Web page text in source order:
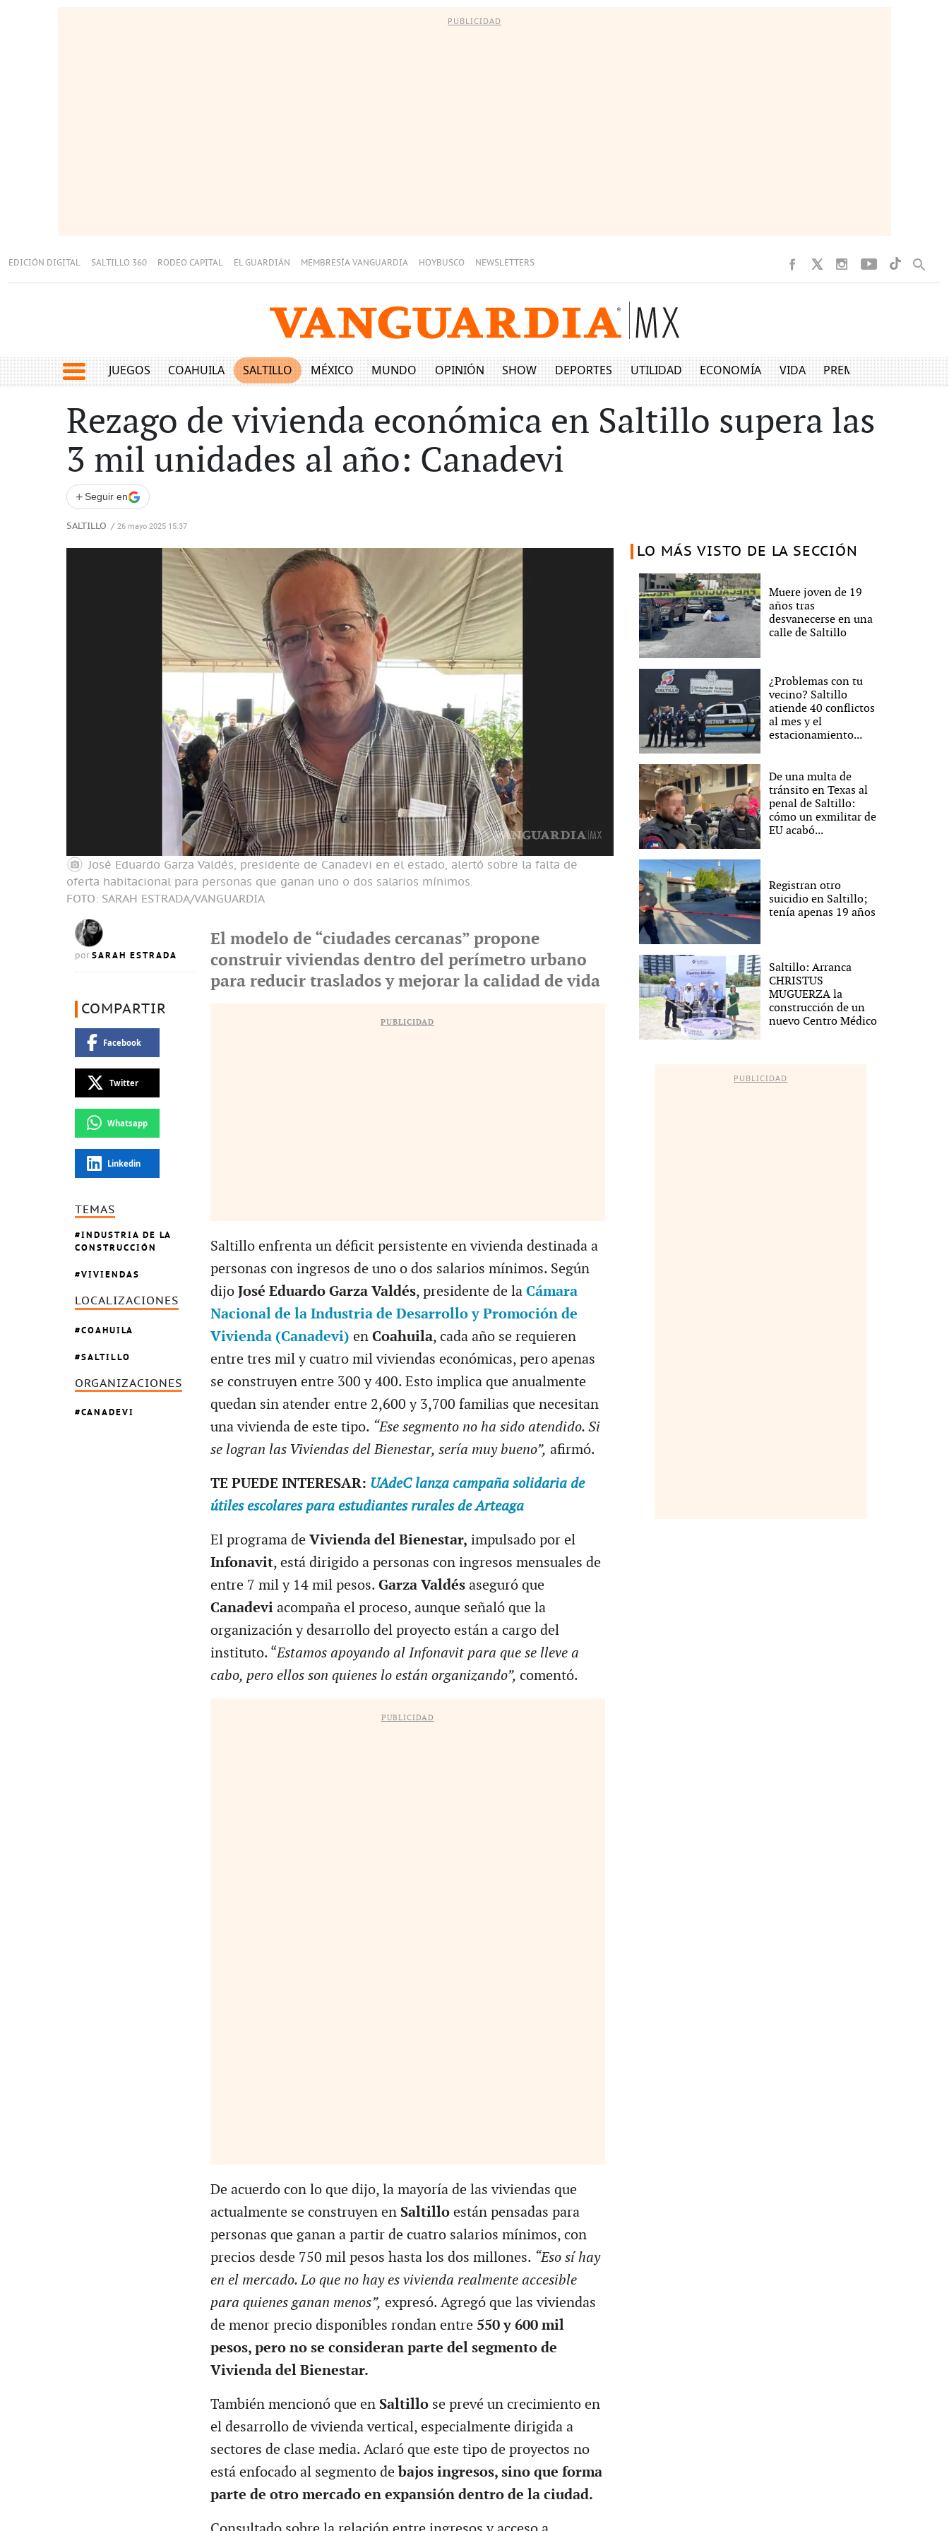
PUBLICIDAD
EDICIÓN DIGITAL SALTILLO 360 RODEO CAPITAL EL GUARDIÁN MEMBRESÍA VANGUARDIA HOYBUSCO NEWSLETTERS
JUEGOS COAHUILA SALTILLO MÉXICO MUNDO OPINIÓN SHOW DEPORTES UTILIDAD ECONOMÍA VIDA PREMIUM
Rezago de vivienda económica en Saltillo supera las
3 mil unidades al año: Canadevi
+ Seguir en
SALTILLO / 26 mayo 2025 15:37
José Eduardo Garza Valdés, presidente de Canadevi en el estado, alertó sobre la falta de
oferta habitacional para personas que ganan uno o dos salarios mínimos.
FOTO: SARAH ESTRADA/VANGUARDIA
por SARAH ESTRADA
COMPARTIR
Facebook
Twitter
Whatsapp
Linkedin
TEMAS
INDUSTRIA DE LA
CONSTRUCCIÓN
VIVIENDAS
LOCALIZACIONES
COAHUILA
SALTILLO
ORGANIZACIONES
CANADEVI
El modelo de “ciudades cercanas” propone
construir viviendas dentro del perímetro urbano
para reducir traslados y mejorar la calidad de vida
PUBLICIDAD
Saltillo enfrenta un déficit persistente en vivienda destinada a
personas con ingresos de uno o dos salarios mínimos. Según
dijo José Eduardo Garza Valdés, presidente de la Cámara
Nacional de la Industria de Desarrollo y Promoción de
Vivienda (Canadevi) en Coahuila, cada año se requieren
entre tres mil y cuatro mil viviendas económicas, pero apenas
se construyen entre 300 y 400. Esto implica que anualmente
quedan sin atender entre 2,600 y 3,700 familias que necesitan
una vivienda de este tipo. “Ese segmento no ha sido atendido. Si
se logran las Viviendas del Bienestar, sería muy bueno”, afirmó.
TE PUEDE INTERESAR: UAdeC lanza campaña solidaria de
útiles escolares para estudiantes rurales de Arteaga
El programa de Vivienda del Bienestar, impulsado por el
Infonavit, está dirigido a personas con ingresos mensuales de
entre 7 mil y 14 mil pesos. Garza Valdés aseguró que
Canadevi acompaña el proceso, aunque señaló que la
organización y desarrollo del proyecto están a cargo del
instituto. “Estamos apoyando al Infonavit para que se lleve a
cabo, pero ellos son quienes lo están organizando”, comentó.
PUBLICIDAD
De acuerdo con lo que dijo, la mayoría de las viviendas que
actualmente se construyen en Saltillo están pensadas para
personas que ganan a partir de cuatro salarios mínimos, con
precios desde 750 mil pesos hasta los dos millones. “Eso sí hay
en el mercado. Lo que no hay es vivienda realmente accesible
para quienes ganan menos”, expresó. Agregó que las viviendas
de menor precio disponibles rondan entre550 y 600 mil
pesos, pero no se consideran parte del segmento de
Vivienda del Bienestar.
También mencionó que en Saltillo se prevé un crecimiento en
el desarrollo de vivienda vertical, especialmente dirigida a
sectores de clase media. Aclaró que este tipo de proyectos no
está enfocado al segmento debajos ingresos, sino que forma
parte de otro mercado en expansión dentro de la ciudad.
LO MÁS VISTO DE LA SECCIÓN
Muere joven de 19
años tras
desvanecerse en una
calle de Saltillo
¿Problemas con tu
vecino? Saltillo
atiende 40 conflictos
al mes y el
estacionamiento...
De una multa de
tránsito en Texas al
penal de Saltillo:
cómo un exmilitar de
EU acabó...
Registran otro
suicidio en Saltillo;
tenía apenas 19 años
Saltillo: Arranca
CHRISTUS
MUGUERZA la
construcción de un
nuevo Centro Médico
PUBLICIDAD